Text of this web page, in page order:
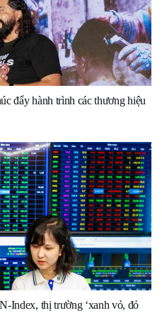
đẩy hành trình các thương hiệu
Index, thị trường ‘xanh vỏ, đỏ